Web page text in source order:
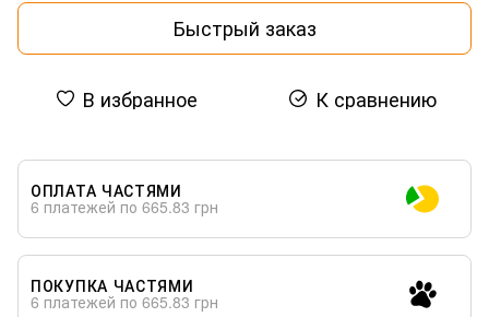
Быстрый заказ
В избранное К сравнению
ОПЛАТА ЧАСТЯМИ
6 платежей по 665.83 грн
ПОКУПКА ЧАСТЯМИ
6 платежей по 665.83 грн